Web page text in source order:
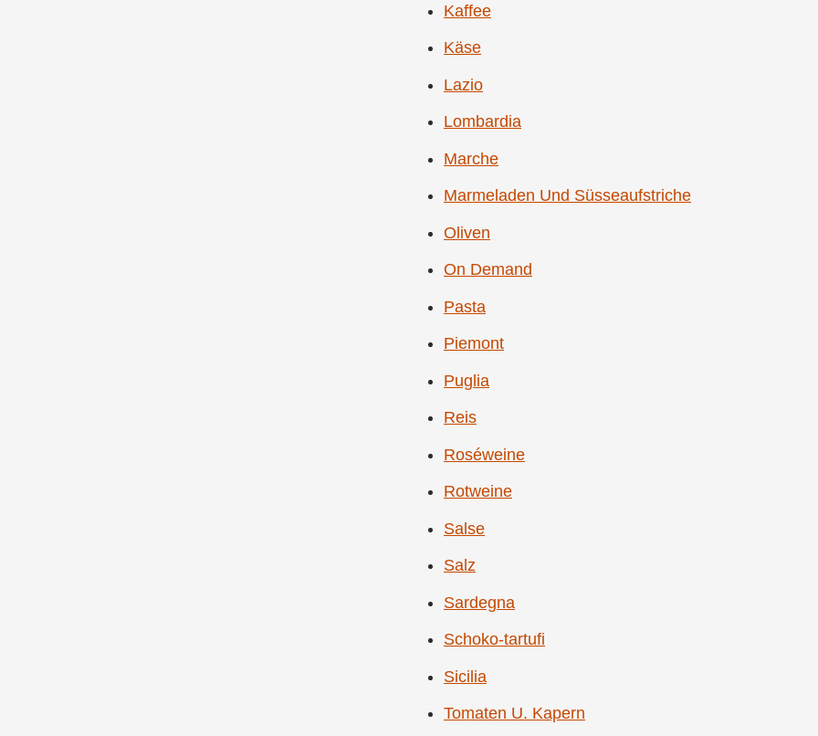
Kaffee
Käse
Lazio
Lombardia
Marche
Marmeladen Und Süsseaufstriche
Oliven
On Demand
Pasta
Piemont
Puglia
Reis
Roséweine
Rotweine
Salse
Salz
Sardegna
Schoko-tartufi
Sicilia
Tomaten U. Kapern